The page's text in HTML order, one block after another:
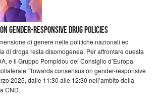
Gender-Responsive Drug Policies
di genere nelle politiche nazionali ed
di droga resta disomogenea. Per affrontare questa
e il Gruppo Pompidou del Consiglio d’Europa
“Towards consensus on gender-responsive
2025, dalle 11:30 alle 12:30 nell’ambito della
CND.